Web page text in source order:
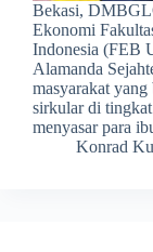
Bekasi,
Ekonomi
Indonesia (FEB
Alamanda
masyarakat
sirkular di
menyasar para
Konrad